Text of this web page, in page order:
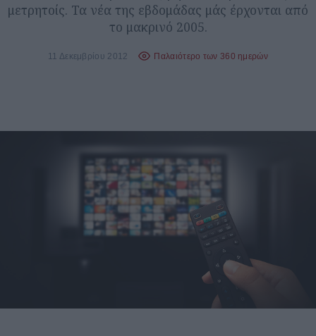
μετρητοίς. Τα νέα της εβδομάδας μάς έρχονται από
το μακρινό 2005.
11 Δεκεμβρίου 2012 Παλαιότερο των 360 ημερών